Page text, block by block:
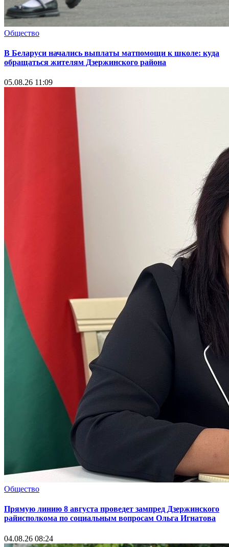
Общество
В Беларуси начались выплаты матпомощи к школе: куда
обращаться жителям Дзержинского района
05.08.26 11:09
Общество
Прямую линию 8 августа проведет зампред Дзержинского
райисполкома по социальным вопросам Ольга Игнатова
04.08.26 08:24